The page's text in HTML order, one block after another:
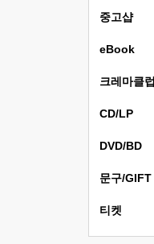
중고샵
eBook
크레마클럽
CD/LP
DVD/BD
문구/GIFT
티켓